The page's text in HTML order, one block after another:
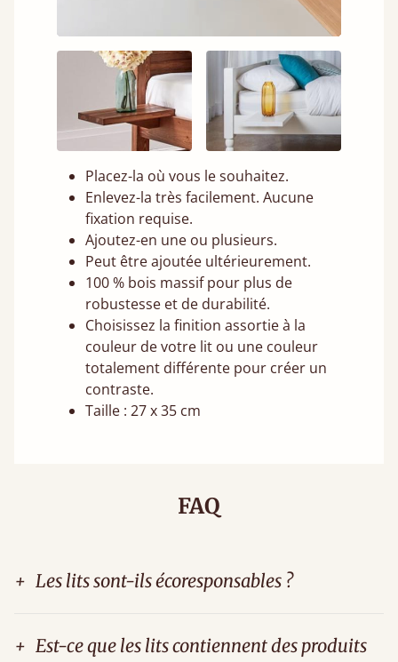
Placez-la où vous le souhaitez.
Enlevez-la très facilement. Aucune
fixation requise.
Ajoutez-en une ou plusieurs.
Peut être ajoutée ultérieurement.
100 % bois massif pour plus de
robustesse et de durabilité.
Choisissez la finition assortie à la
couleur de votre lit ou une couleur
totalement différente pour créer un
contraste.
Taille : 27 x 35 cm
FAQ
+ Les lits sont-ils écoresponsables ?
+ Est-ce que les lits contiennent des produits